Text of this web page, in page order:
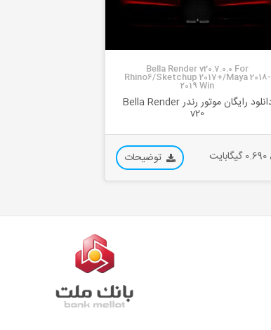
Bella Render v20.7.0.0 For
Rhino6/Sketchup 2017+/Maya 2018-
2019 Win
دانلود رایگان موتور رندر Bella Render
v20
0.690 گیگابایت توضیحات